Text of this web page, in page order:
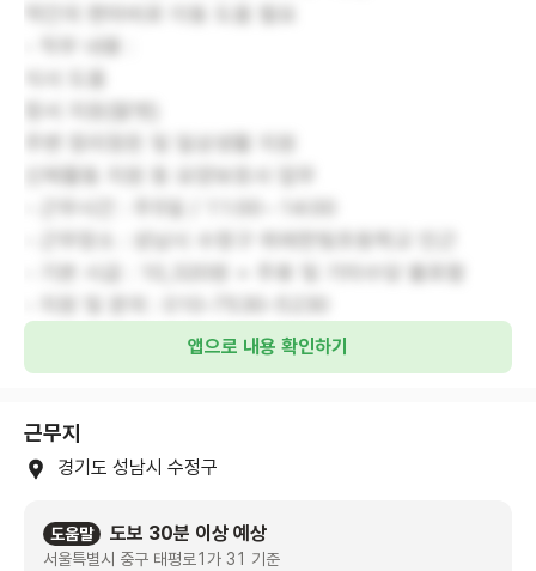
앱으로 내용 확인하기
근무지
경기도 성남시 수정구
도움말 도보 30분 이상 예상
서울특별시 중구 태평로1가 31 기준